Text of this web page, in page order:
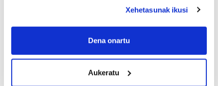
If you allow, we would also like to:
Collect information about your geographical
meters
Identify your device by actively scanning it for
Xehetasunak ikusi
Dena onartu
Aukeratu
Abuztua 2026